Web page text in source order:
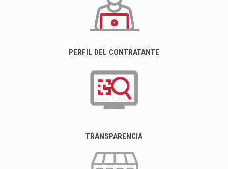
PERFIL DEL CONTRATANTE
TRANSPARENCIA